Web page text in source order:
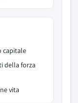
capitale
della forza
vita